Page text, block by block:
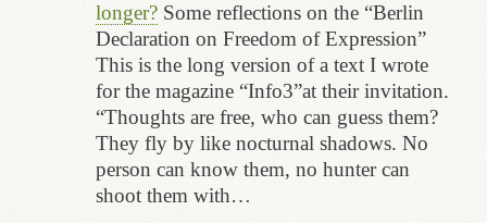
longer?Some reflections on the “Berlin
Declaration on Freedom of Expression”
This is the long version of a text I wrote
for the magazine “Info3”at their invitation.
“Thoughts are free, who can guess them?
They fly by like nocturnal shadows. No
person can know them, no hunter can
shoot them with…